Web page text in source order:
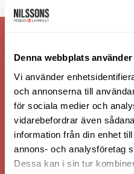
Denna webbplats
Vi använder
och annonserna till
för sociala medier och
vidarebefordrar även
information från din enhet
annons- och analysföretag
Dessa kan i sin tur